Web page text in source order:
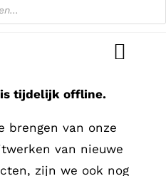
is tijdelijk offline.
brengen van onze
van nieuwe
zijn we ook nog